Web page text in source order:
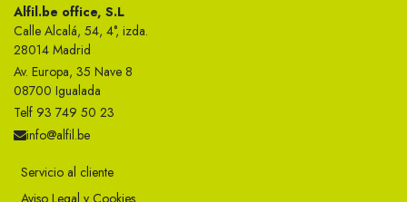
Alfil.be office, S.L
Calle Alcalá, 54, 4°, izda.
28014 Madrid
Av. Europa, 35 Nave 8
08700 Igualada
Telf 93 749 50 23
info@alfil.be
Servicio al cliente
Aviso Legal y Cookies